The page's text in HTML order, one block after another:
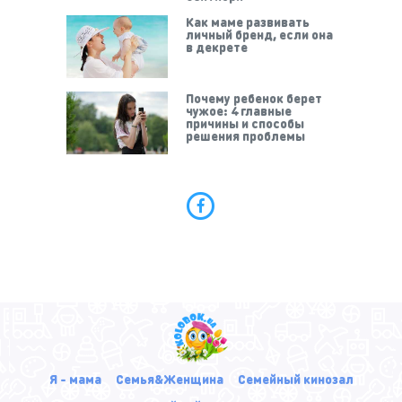
Как маме развивать
личный бренд, если она
в декрете
Почему ребенок берет
чужое: 4 главные
причины и способы
решения проблемы
Я - мама Семья&Женщина
Семейный кинозал